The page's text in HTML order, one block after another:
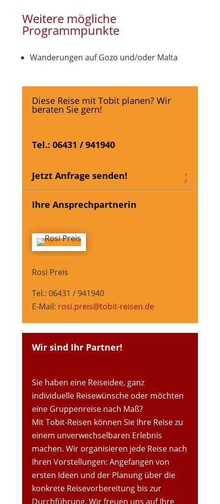
Weitere mögliche
Programmpunkte
Wanderungen auf Gozo und/oder Malta
Diese Reise mit Tobit planen? Wir
beraten Sie gern!
Tel.: 06431 / 941940
Jetzt Anfrage senden!
Ihre Ansprechpartnerin
Rosi Preis
Tel.: 06431 / 941940
E-Mail: rosi.preis@tobit-reisen.de
Wir sind Ihr Partner!
Sie haben eine Reiseidee, ganz
individuelle Reisewünsche oder möchten
eine Gruppenreise nach Maß?
Mit Tobit-Reisen können Sie Ihre Reise zu
einem unverwechselbaren Erlebnis
machen. Wir organisieren jede Reise nach
Ihren Vorstellungen: Angefangen von
ersten Ideen und der Planung über die
konkrete Reisevorbereitung bis zur
Durchführung. Wir freuen uns auf Ihre